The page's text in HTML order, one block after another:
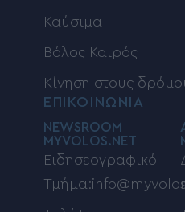
Καύσιμα
Βόλος Καιρός
Κίνηση στους
ΕΠΙΚΟΙΝΩΝΙΑ
NEWSROOM
MYVOLOS.NET
Ειδησεογραφικό